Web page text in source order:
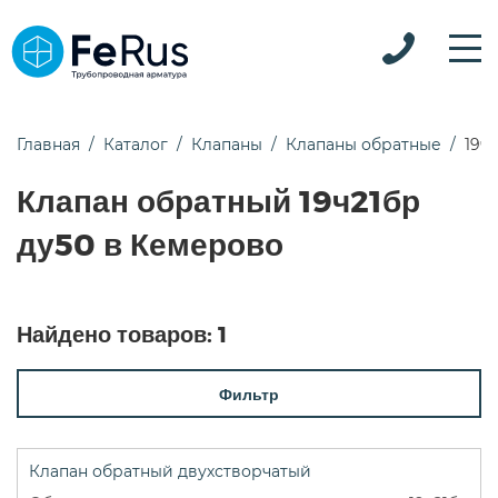
Главная Каталог Клапаны Клапаны обратные
Клапан обратный 19ч21бр
ду50 в Кемерово
Найдено товаров: 1
Фильтр
Клапан обратный двухстворчатый